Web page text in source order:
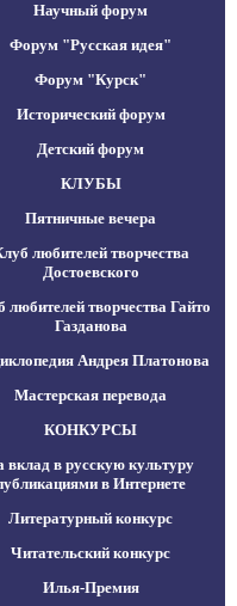
Научный форум
Форум "Русская идея"
Форум "Курск"
Исторический форум
Детский форум
КЛУБЫ
Пятничные вечера
любителей творчества
Достоевского
любителей творчества Гайто
Газданова
Андрея Платонова
Мастерская перевода
КОНКУРСЫ
вклад в русскую культуру
в Интернете
Литературный конкурс
Читательский конкурс
Илья-Премия